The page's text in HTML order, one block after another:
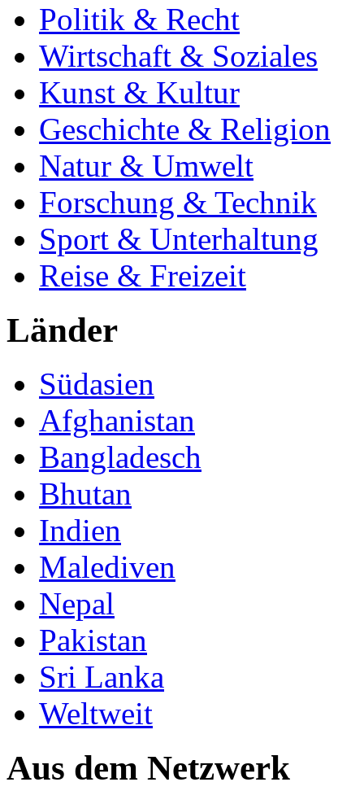
Politik & Recht
Wirtschaft & Soziales
Kunst & Kultur
Geschichte & Religion
Natur & Umwelt
Forschung & Technik
Sport & Unterhaltung
Reise & Freizeit
Länder
Südasien
Afghanistan
Bangladesch
Bhutan
Indien
Malediven
Nepal
Pakistan
Sri Lanka
Weltweit
Aus dem Netzwerk